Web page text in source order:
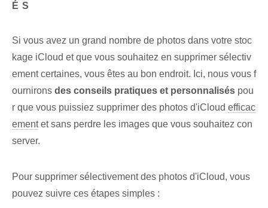
ÉS
Si vous avez un grand nombre de photos dans votre stoc
kage iCloud et que vous souhaitez en supprimer sélectiv
ement certaines, vous êtes au bon endroit. Ici, nous vous f
ournirons des conseils pratiques et personnalisés pou
r que vous puissiez supprimer des photos d'iCloud efficac
ementet sans perdre les images que vous souhaitez con
server.
Pour supprimer sélectivement des photos d'iCloud, vous
pouvez suivre ces étapes simples :